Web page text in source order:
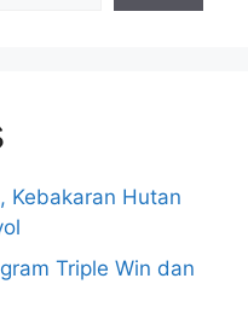
Kebakaran Hutan
Triple Win dan